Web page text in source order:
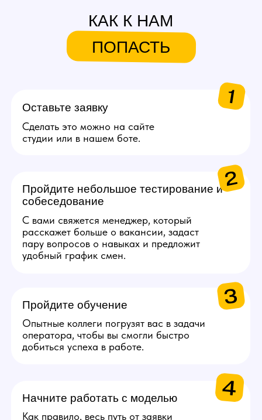
За каждую приглашенную
вебкам модель агент может
заработать от 20.000 руб.
Подробнее